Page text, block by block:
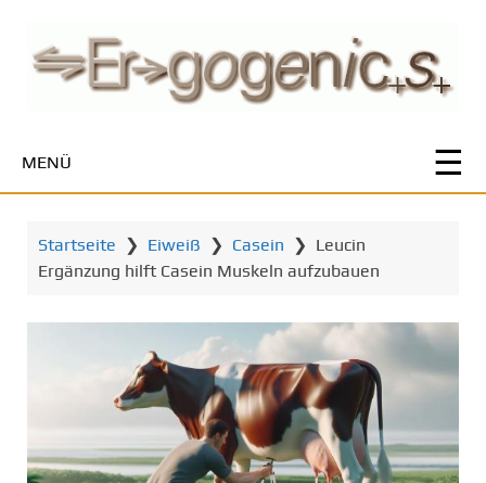
t
MENÜ
Startseite ❯ Eiweiß ❯ Casein ❯ Leucin
Ergänzung hilft Casein Muskeln aufzubauen